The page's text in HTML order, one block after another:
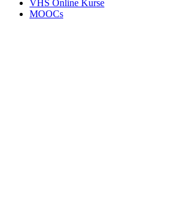
VHS Online Kurse
MOOCs